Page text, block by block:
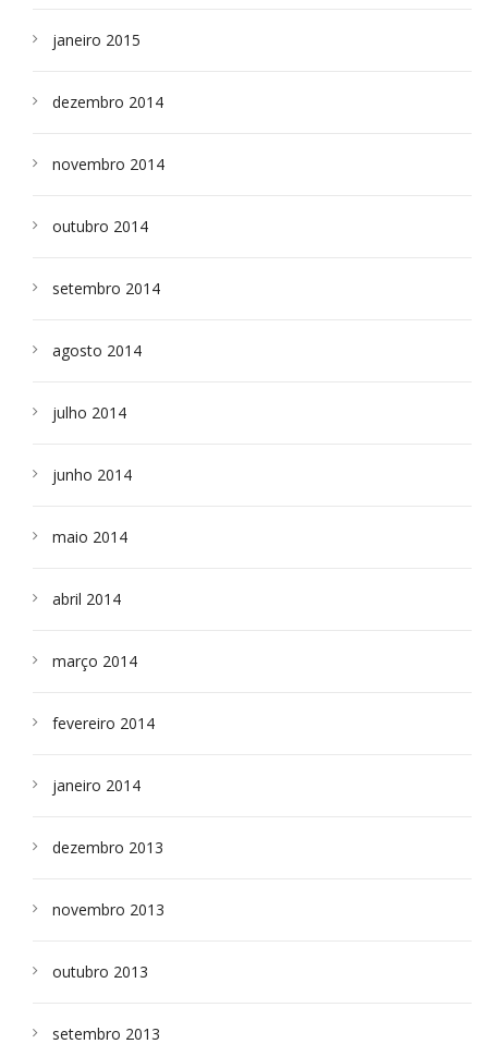
janeiro 2015
dezembro 2014
novembro 2014
outubro 2014
setembro 2014
agosto 2014
julho 2014
junho 2014
maio 2014
abril 2014
março 2014
fevereiro 2014
janeiro 2014
dezembro 2013
novembro 2013
outubro 2013
setembro 2013